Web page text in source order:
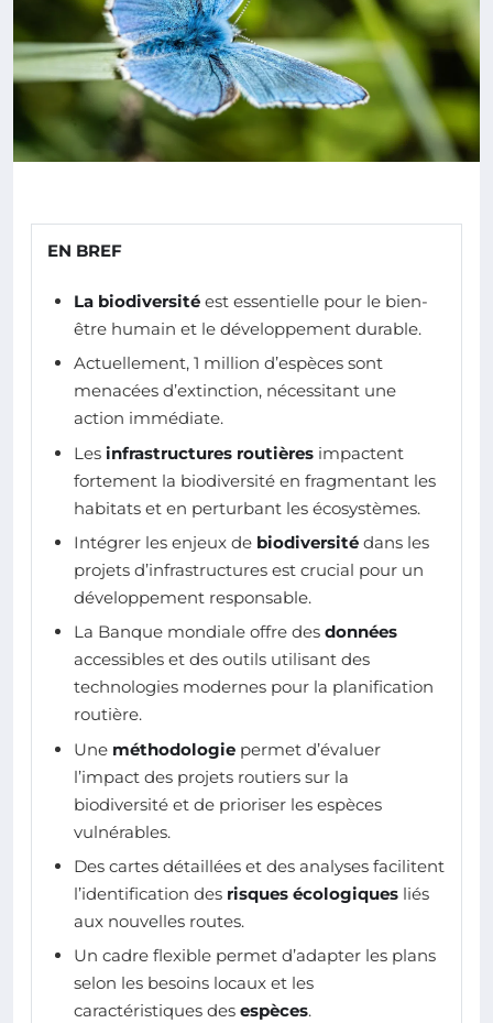
EN BREF
La biodiversité est essentielle pour le bien-
être humain et le développement durable.
Actuellement, 1 million d’espèces sont
menacées d’extinction, nécessitant une
action immédiate.
Les infrastructures routières impactent
fortement la biodiversité en fragmentant les
habitats et en perturbant les écosystèmes.
Intégrer les enjeux de biodiversité dans les
projets d’infrastructures est crucial pour un
développement responsable.
La Banque mondiale offre des données
accessibles et des outils utilisant des
technologies modernes pour la planification
routière.
Une méthodologie permet d’évaluer
l’impact des projets routiers sur la
biodiversité et de prioriser les espèces
vulnérables.
Des cartes détaillées et des analyses facilitent
l’identification des risques écologiques liés
aux nouvelles routes.
Un cadre flexible permet d’adapter les plans
selon les besoins locaux et les
caractéristiques des espèces.